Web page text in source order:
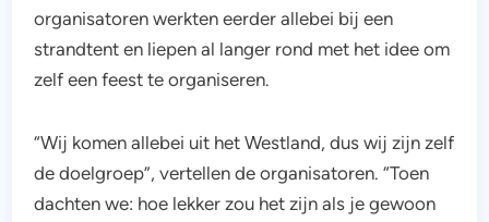
organisatoren werkten eerder allebei bij een
strandtent en liepen al langer rond met het idee om
zelf een feest te organiseren.
“Wij komen allebei uit het Westland, dus wij zijn zelf
de doelgroep”, vertellen de organisatoren. “Toen
dachten we: hoe lekker zou het zijn als je gewoon